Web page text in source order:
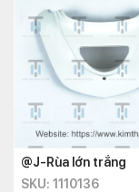
@J-Rùa lớn trắng
SKU: 1110136